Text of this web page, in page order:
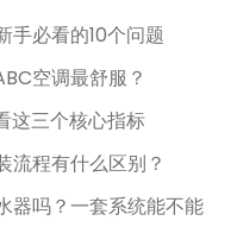
手必看的10个问题
空调最舒服？
这三个核心指标
流程有什么区别？
器吗？一套系统能不能